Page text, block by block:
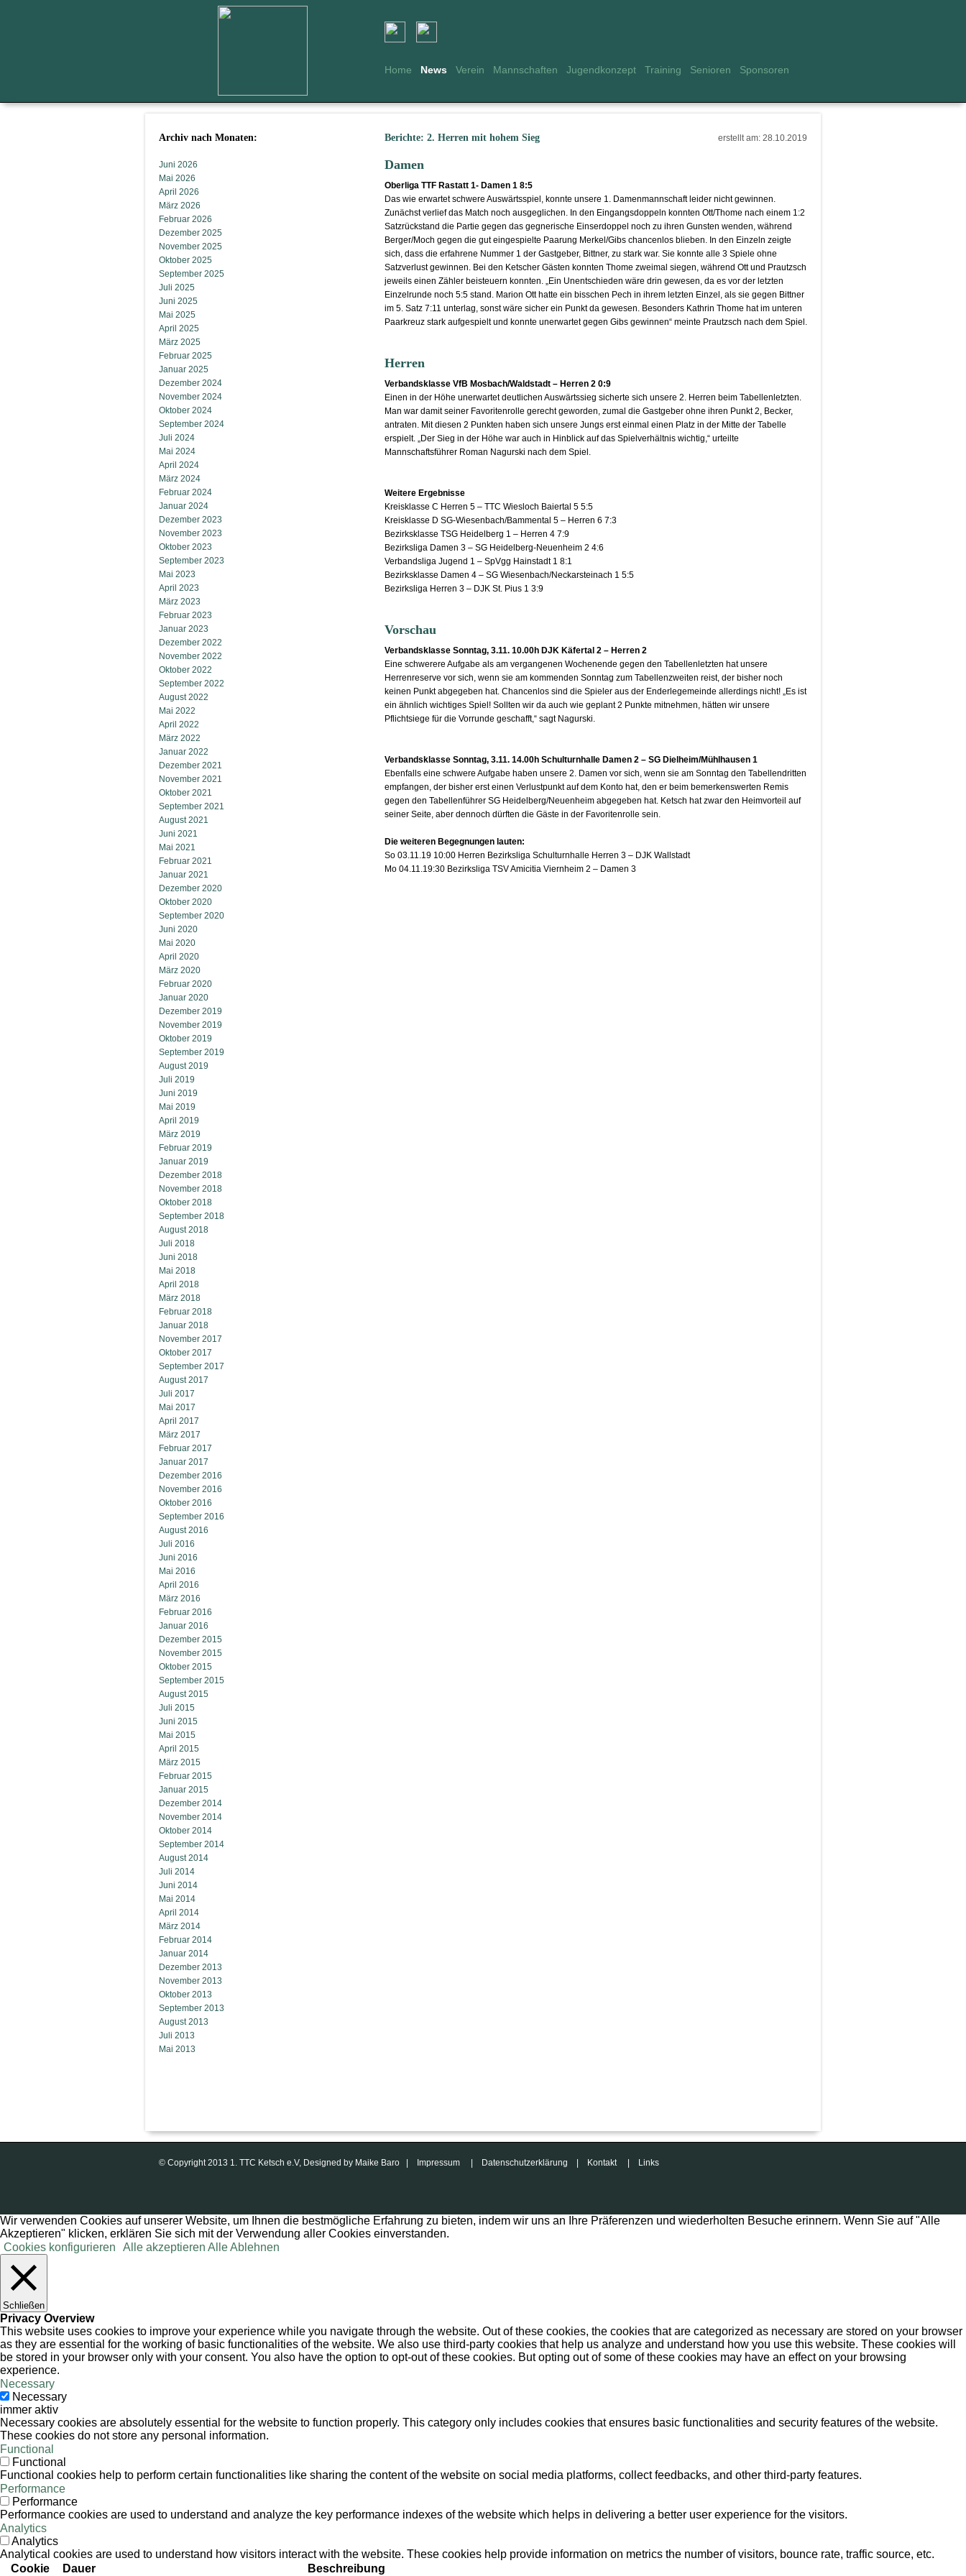
Home News Verein Mannschaften Jugendkonzept Training Senioren Sponsoren
Archiv nach Monaten:
Juni 2026
Mai 2026
April 2026
März 2026
Februar 2026
Dezember 2025
November 2025
Oktober 2025
September 2025
Juli 2025
Juni 2025
Mai 2025
April 2025
März 2025
Februar 2025
Januar 2025
Dezember 2024
November 2024
Oktober 2024
September 2024
Juli 2024
Mai 2024
April 2024
März 2024
Februar 2024
Januar 2024
Dezember 2023
November 2023
Oktober 2023
September 2023
Mai 2023
April 2023
März 2023
Februar 2023
Januar 2023
Dezember 2022
November 2022
Oktober 2022
September 2022
August 2022
Mai 2022
April 2022
März 2022
Januar 2022
Dezember 2021
November 2021
Oktober 2021
September 2021
August 2021
Juni 2021
Mai 2021
Februar 2021
Januar 2021
Dezember 2020
Oktober 2020
September 2020
Juni 2020
Mai 2020
April 2020
März 2020
Februar 2020
Januar 2020
Dezember 2019
November 2019
Oktober 2019
September 2019
August 2019
Juli 2019
Juni 2019
Mai 2019
April 2019
März 2019
Februar 2019
Januar 2019
Dezember 2018
November 2018
Oktober 2018
September 2018
August 2018
Juli 2018
Juni 2018
Mai 2018
April 2018
März 2018
Februar 2018
Januar 2018
November 2017
Oktober 2017
September 2017
August 2017
Juli 2017
Mai 2017
April 2017
März 2017
Februar 2017
Januar 2017
Dezember 2016
November 2016
Oktober 2016
September 2016
August 2016
Juli 2016
Juni 2016
Mai 2016
April 2016
März 2016
Februar 2016
Januar 2016
Dezember 2015
November 2015
Oktober 2015
September 2015
August 2015
Juli 2015
Juni 2015
Mai 2015
April 2015
März 2015
Februar 2015
Januar 2015
Dezember 2014
November 2014
Oktober 2014
September 2014
August 2014
Juli 2014
Juni 2014
Mai 2014
April 2014
März 2014
Februar 2014
Januar 2014
Dezember 2013
November 2013
Oktober 2013
September 2013
August 2013
Juli 2013
Mai 2013
Berichte: 2. Herren mit hohem Sieg erstellt am: 28.10.2019
Damen
Oberliga TTF Rastatt 1- Damen 1 8:5
Das wie erwartet schwere Auswärtsspiel, konnte unsere 1. Damenmannschaft leider nicht gewinnen.
Zunächst verlief das Match noch ausgeglichen. In den Eingangsdoppeln konnten Ott/Thome nach einem 1:2
Satzrückstand die Partie gegen das gegnerische Einserdoppel noch zu ihren Gunsten wenden, während
Berger/Moch gegen die gut eingespielte Paarung Merkel/Gibs chancenlos blieben. In den Einzeln zeigte
sich, dass die erfahrene Nummer 1 der Gastgeber, Bittner, zu stark war. Sie konnte alle 3 Spiele ohne
Satzverlust gewinnen. Bei den Ketscher Gästen konnten Thome zweimal siegen, während Ott und Prautzsch
jeweils einen Zähler beisteuern konnten. „Ein Unentschieden wäre drin gewesen, da es vor der letzten
Einzelrunde noch 5:5 stand. Marion Ott hatte ein bisschen Pech in ihrem letzten Einzel, als sie gegen Bittner
im 5. Satz 7:11 unterlag, sonst wäre sicher ein Punkt da gewesen. Besonders Kathrin Thome hat im unteren
Paarkreuz stark aufgespielt und konnte unerwartet gegen Gibs gewinnen“ meinte Prautzsch nach dem Spiel.
Herren
Verbandsklasse VfB Mosbach/Waldstadt – Herren 2 0:9
Einen in der Höhe unerwartet deutlichen Auswärtssieg sicherte sich unsere 2. Herren beim Tabellenletzten.
Man war damit seiner Favoritenrolle gerecht geworden, zumal die Gastgeber ohne ihren Punkt 2, Becker,
antraten. Mit diesen 2 Punkten haben sich unsere Jungs erst einmal einen Platz in der Mitte der Tabelle
erspielt. „Der Sieg in der Höhe war auch in Hinblick auf das Spielverhältnis wichtig,“ urteilte
Mannschaftsführer Roman Nagurski nach dem Spiel.
Weitere Ergebnisse
Kreisklasse C Herren 5 – TTC Wiesloch Baiertal 5 5:5
Kreisklasse D SG-Wiesenbach/Bammental 5 – Herren 6 7:3
Bezirksklasse TSG Heidelberg 1 – Herren 4 7:9
Bezirksliga Damen 3 – SG Heidelberg-Neuenheim 2 4:6
Verbandsliga Jugend 1 – SpVgg Hainstadt 1 8:1
Bezirksklasse Damen 4 – SG Wiesenbach/Neckarsteinach 1 5:5
Bezirksliga Herren 3 – DJK St. Pius 1 3:9
Vorschau
Verbandsklasse Sonntag, 3.11. 10.00h DJK Käfertal 2 – Herren 2
Eine schwerere Aufgabe als am vergangenen Wochenende gegen den Tabellenletzten hat unsere
Herrenreserve vor sich, wenn sie am kommenden Sonntag zum Tabellenzweiten reist, der bisher noch
keinen Punkt abgegeben hat. Chancenlos sind die Spieler aus der Enderlegemeinde allerdings nicht! „Es ist
ein ähnlich wichtiges Spiel! Sollten wir da auch wie geplant 2 Punkte mitnehmen, hätten wir unsere
Pflichtsiege für die Vorrunde geschafft,“ sagt Nagurski.
Verbandsklasse Sonntag, 3.11. 14.00h Schulturnhalle Damen 2 – SG Dielheim/Mühlhausen 1
Ebenfalls eine schwere Aufgabe haben unsere 2. Damen vor sich, wenn sie am Sonntag den Tabellendritten
empfangen, der bisher erst einen Verlustpunkt auf dem Konto hat, den er beim bemerkenswerten Remis
gegen den Tabellenführer SG Heidelberg/Neuenheim abgegeben hat. Ketsch hat zwar den Heimvorteil auf
seiner Seite, aber dennoch dürften die Gäste in der Favoritenrolle sein.
Die weiteren Begegnungen lauten:
So 03.11.19 10:00 Herren Bezirksliga Schulturnhalle Herren 3 – DJK Wallstadt
Mo 04.11.19:30 Bezirksliga TSV Amicitia Viernheim 2 – Damen 3
© Copyright 2013 1. TTC Ketsch e.V, Designed by Maike Baro | Impressum Datenschutzerklärung Kontakt| Links
Wir verwenden Cookies auf unserer Website, um Ihnen die bestmögliche Erfahrung zu bieten, indem wir uns an Ihre Präferenzen und wiederholten Besuche erinnern. Wenn Sie auf "Alle
Akzeptieren" klicken, erklären Sie sich mit der Verwendung aller Cookies einverstanden.
Cookies konfigurieren
Alle akzeptieren Alle Ablehnen
Schließen
Privacy Overview
This website uses cookies to improve your experience while you navigate through the website. Out of these cookies, the cookies that are categorized as necessary are stored on your browser
as they are essential for the working of basic functionalities of the website. We also use third-party cookies that help us analyze and understand how you use this website. These cookies will
be stored in your browser only with your consent. You also have the option to opt-out of these cookies. But opting out of some of these cookies may have an effect on your browsing
experience.
Necessary
Necessary
immer aktiv
Necessary cookies are absolutely essential for the website to function properly. This category only includes cookies that ensures basic functionalities and security features of the website.
These cookies do not store any personal information.
Functional
Functional
Functional cookies help to perform certain functionalities like sharing the content of the website on social media platforms, collect feedbacks, and other third-party features.
Performance
Performance
Performance cookies are used to understand and analyze the key performance indexes of the website which helps in delivering a better user experience for the visitors.
Analytics
Analytics
Analytical cookies are used to understand how visitors interact with the website. These cookies help provide information on metrics the number of visitors, bounce rate, traffic source, etc.
Cookie
Dauer Beschreibung